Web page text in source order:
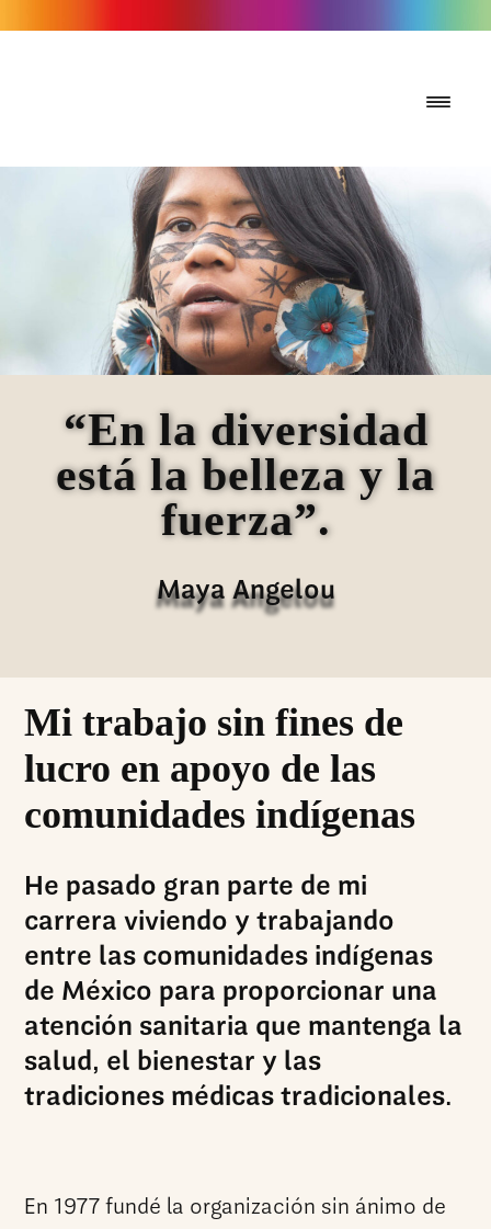
“En la diversidad
está la belleza y la
fuerza”.
Maya Angelou
Mi trabajo sin fines de
lucro en apoyo de las
comunidades indígenas
He pasado gran parte de mi
carrera viviendo y trabajando
entre las comunidades indígenas
de México para proporcionar una
atención sanitaria que mantenga la
salud, el bienestar y las
tradiciones médicas tradicionales.
En 1977 fundé la organización sin ánimo de